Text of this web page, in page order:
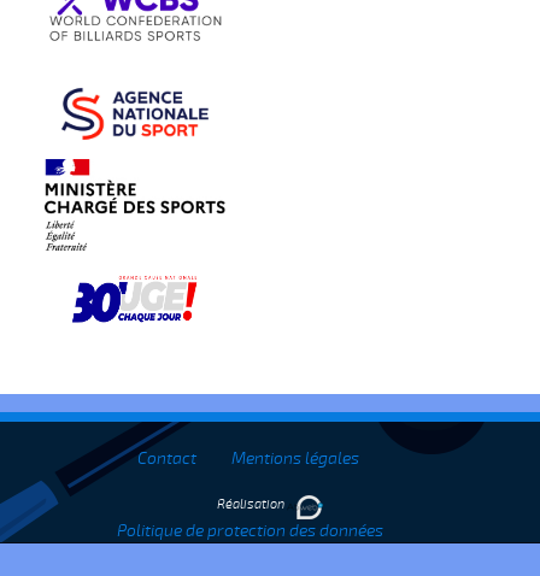
Contact Mentions légales
Politique de protection des données
Réalisation